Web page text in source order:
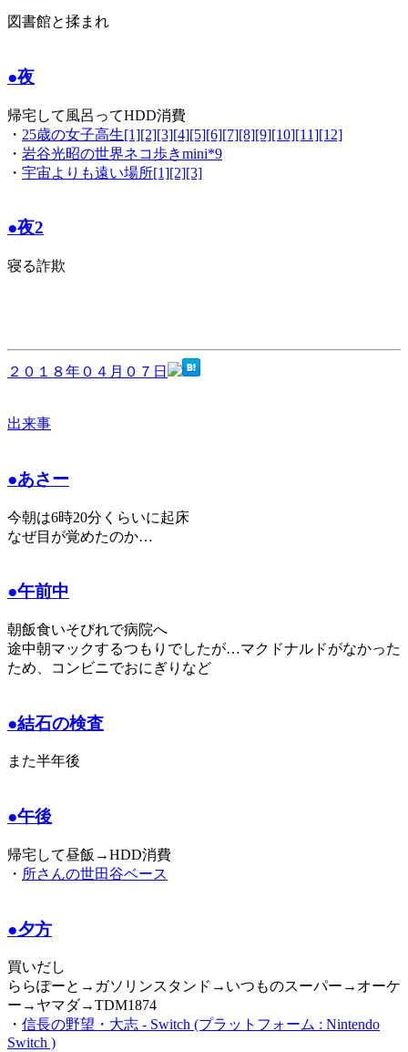
図書館と揉まれ
●夜
帰宅して風呂ってHDD消費
・ 25歳の女子高生[1][2][3][4][5][6][7][8][9][10][11][12]
・ 岩谷光昭の世界ネコ歩きmini*9
・ 宇宙よりも遠い場所[1][2][3]
●夜2
寝る詐欺
２０１８年０４月０７日
出来事
●あさー
今朝は6時20分くらいに起床
なぜ目が覚めたのか…
●午前中
朝飯食いそびれで病院へ
途中朝マックするつもりでしたが…マクドナルドがなかった
ため、コンビニでおにぎりなど
●結石の検査
また半年後
●午後
帰宅して昼飯→HDD消費
・ 所さんの世田谷ベース
●夕方
買いだし
ららぽーと→ガソリンスタンド→いつものスーパー→オーケ
ー→ヤマダ→TDM1874
・ 信長の野望・大志 - Switch (プラットフォーム : Nintendo
Switch )